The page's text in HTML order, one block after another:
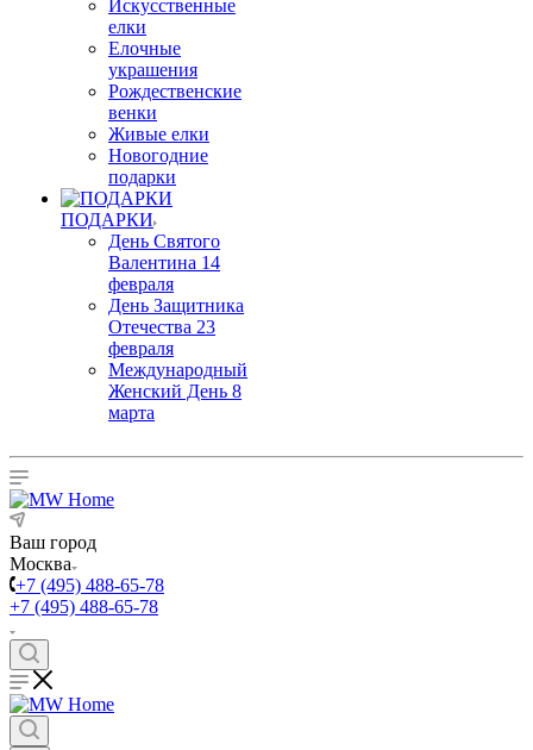
Искусственные
елки
Елочные
украшения
Рождественские
венки
Живые елки
Новогодние
подарки
ПОДАРКИ
День Святого
Валентина 14
февраля
День Защитника
Отечества 23
февраля
Международный
Женский День 8
марта
Ваш город
Москва
+7 (495) 488-65-78
+7 (495) 488-65-78